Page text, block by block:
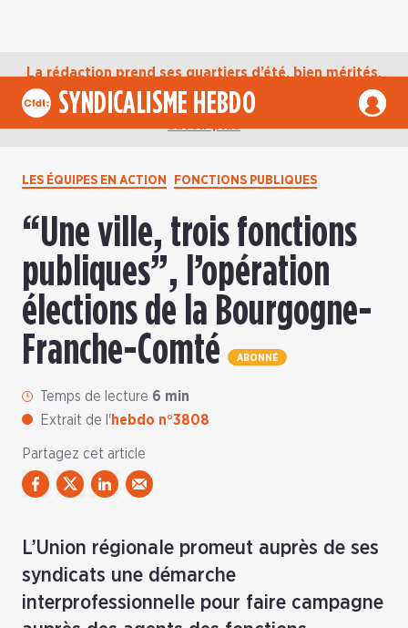
La rédaction prend ses quartiers d’été, bien mérités,
jusqu’au mardi 1er septembre. D’ici là, retrouvez
l’actualité de la CFDT sur notre compte Bluesky. En
SYNDICALISME HEBDO
LES ÉQUIPES EN ACTION FONCTIONS PUBLIQUES
“Une ville, trois fonctions
publiques”, l’opération
élections de la Bourgogne-
Franche-Comté
ABONNÉ
Temps de lecture 6 min
Extrait de l'hebdo n°3808
Partagez cet article
L’Union régionale promeut auprès de ses
syndicats une démarche
interprofessionnelle pour faire campagne